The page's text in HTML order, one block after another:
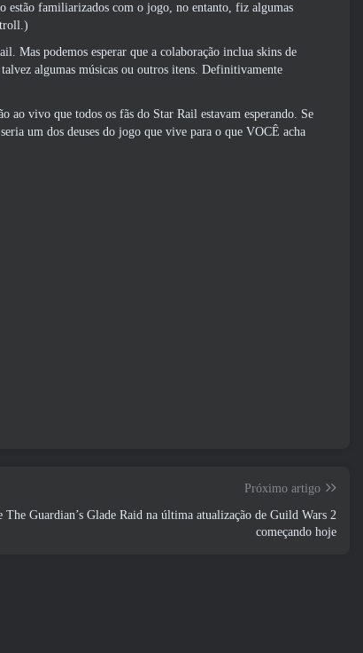
estão familiarizados com o jogo, no entanto, fiz algumas
troll.)
Mas podemos esperar que a colaboração inclua skins de
algumas músicas ou outros itens. Definitivamente
ao vivo que todos os fãs do Star Rail estavam esperando. Se
um dos deuses do jogo que vive para o que VOCÊ acha
Próximo artigo
The Guardian’s Glade Raid na última atualização de Guild Wars 2
começando hoje